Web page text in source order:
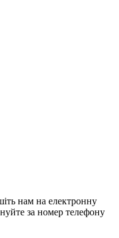
нам на електронну
за номер телефону